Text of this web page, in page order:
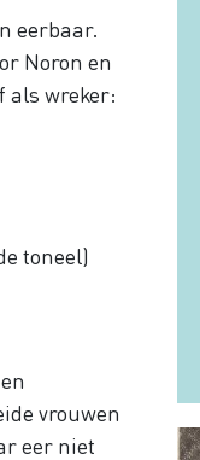
eerbaar.
Noron en
als wreker:
toneel)
vrouwen
eer niet